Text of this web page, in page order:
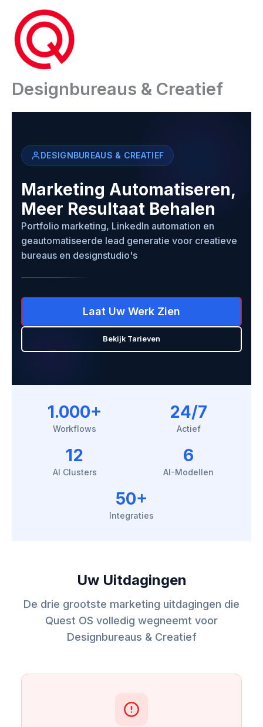
inhoud
Designbureaus & Creatief
DESIGNBUREAUS & CREATIEF
Marketing Automatiseren,
Meer Resultaat Behalen
Portfolio marketing, LinkedIn automation en
geautomatiseerde lead generatie voor creatieve
bureaus en designstudio's
Laat Uw Werk Zien
Bekijk Tarieven
1.000+
Workflows
24/7
Actief
12
AI Clusters
6
AI-Modellen
50+
Integraties
Uw Uitdagingen
De drie grootste marketing uitdagingen die
Quest OS volledig wegneemt voor
Designbureaus & Creatief